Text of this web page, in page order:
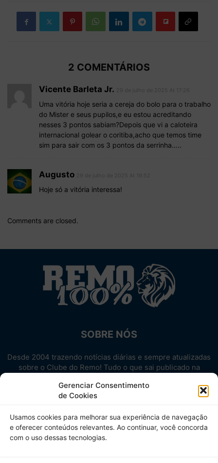
Gerenciar Consentimento
de Cookies
Usamos cookies para melhorar sua experiência de navegação
e oferecer conteúdos relevantes. Ao continuar, você concorda
com o uso dessas tecnologias.
2 COMENTÁRIOS
Vicente Barleta Jr.
Uma vitória hoje seria a cereja do bolo para o trabalho
do Mister e seus pupilos,e eu estou acreditando
nesses 3 pontos sabiam?Depois que vi a caloteira
internacional golear o coritiba,acho que temos time
sim para sair com os 3 pontos da serrinha…..
Augusto
Hoje só a vitória interessa!
Comments are closed.
SOBRE NÓS
Desde 2004 trazendo notícias diárias e sempre atualizadas
sobre o Clube do Remo! Tudo o que sai publicado na
Aproveite! Site não-oficial.
SIGA-NOS